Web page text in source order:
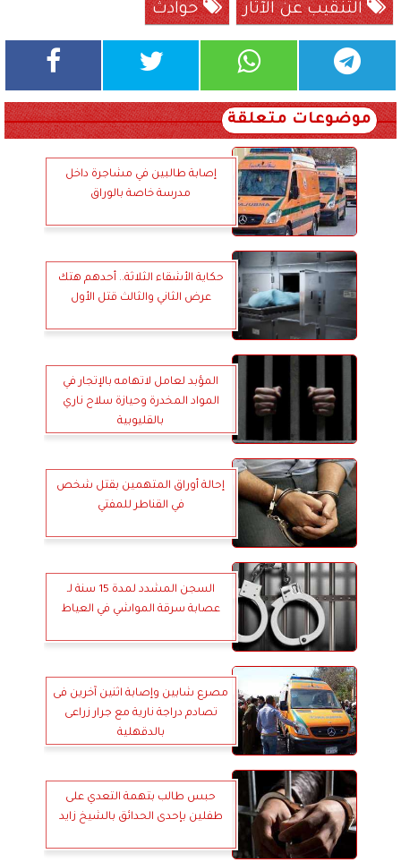
التنقيب عن الآثار
حوادث
موضوعات متعلقة
إصابة طالبين في مشاجرة داخل
مدرسة خاصة بالوراق
حكاية الأشقاء الثلاثة.. أحدهم هتك
عرض الثاني والثالث قتل الأول
المؤبد لعامل لاتهامه بالإتجار في
المواد المخدرة وحيازة سلاح ناري
بالقليوبية
إحالة أوراق المتهمين بقتل شخص
في القناطر للمفتي
السجن المشدد لمدة 15 سنة لـ
عصابة سرقة المواشي في العياط
مصرع شابين وإصابة اثنين آخرين فى
تصادم دراجة نارية مع جرار زراعى
بالدقهلية
حبس طالب بتهمة التعدي على
طفلين بإحدى الحدائق بالشيخ زايد